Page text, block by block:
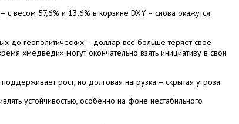
с весом 57,6% и 13,6% в корзине DXY – снова окажутся
до геополитических – доллар все больше теряет свое
«медведи» могут окончательно взять инициативу в свои
рост, но долговая нагрузка – скрытая угроза
устойчивостью, особенно на фоне нестабильного